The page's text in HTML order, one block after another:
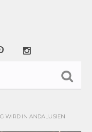
WIRD IN ANDALUSIEN